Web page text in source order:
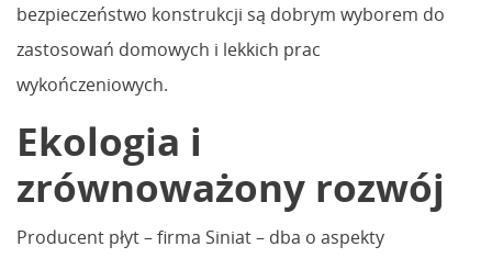
bezpieczeństwo konstrukcji są dobrym wyborem do
zastosowań domowych i lekkich prac
wykończeniowych.
Ekologia i
zrównoważony rozwój
Producent płyt – firma Siniat – dba o aspekty